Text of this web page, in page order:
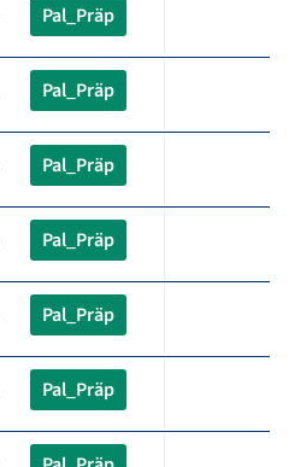
Pal_Präp
Pal_Präp
Pal_Präp
Pal_Präp
Pal_Präp
Pal_Präp